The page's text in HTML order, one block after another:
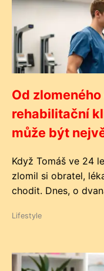
Od
rehabilitační
může být
Když Tomáš ve 24
zlomil si obratel,
chodit. Dnes, o
Lifestyle